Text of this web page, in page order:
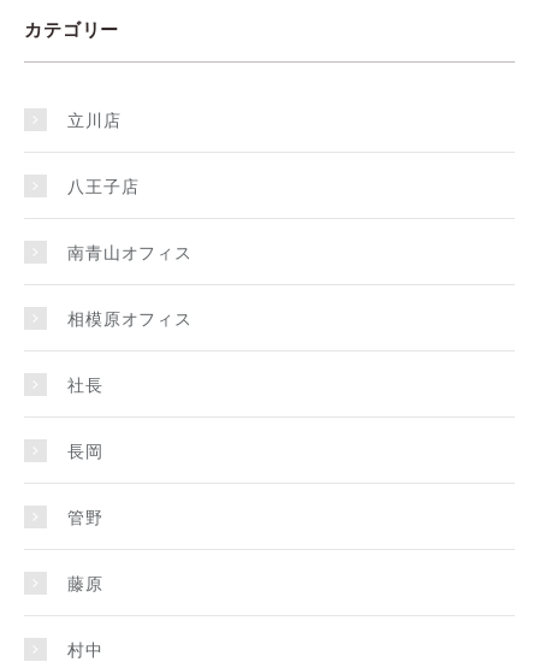
カテゴリー
立川店
八王子店
南青山オフィス
相模原オフィス
社長
長岡
管野
藤原
村中